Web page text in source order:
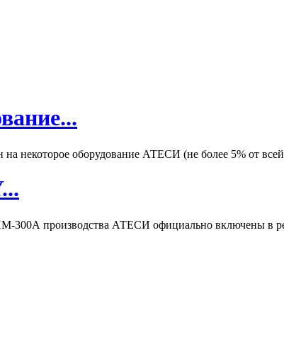
некоторое оборудование АТЕСИ (не более 5% от
производства АТЕСИ официально включены в